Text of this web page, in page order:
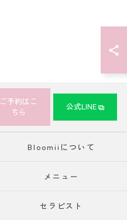
ご予約はこ
ちら
公式LINE
Bloomiiについて
メニュー
セラピスト